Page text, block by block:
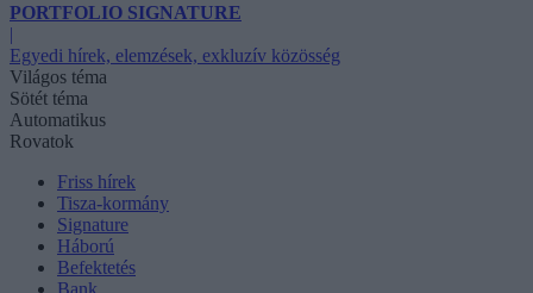
PORTFOLIO SIGNATURE
|
Egyedi hírek, elemzések, exkluzív közösség
Világos téma
Sötét téma
Automatikus
Rovatok
Friss hírek
Tisza-kormány
Signature
Háború
Befektetés
Bank